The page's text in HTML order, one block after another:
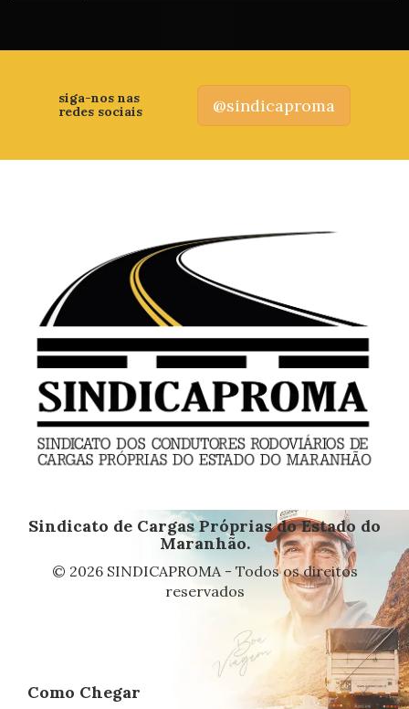
siga-nos nas
redes sociais
@sindicaproma
Sindicato de Cargas Próprias do Estado do
Maranhão.
© 2026 SINDICAPROMA - Todos os direitos
reservados
Como Chegar